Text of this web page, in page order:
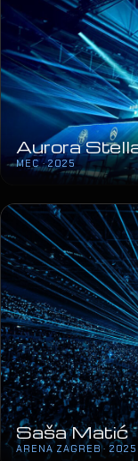
Aurora
MEC · 2025
Saša Matić
ARENA ZAGREB · 2025